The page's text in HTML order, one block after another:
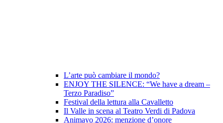
L’arte può cambiare il mondo?
ENJOY THE SILENCE: “We have a dream –
Terzo Paradiso”
Festival della lettura alla Cavalletto
Il Valle in scena al Teatro Verdi di Padova
Animayo 2026: menzione d’onore